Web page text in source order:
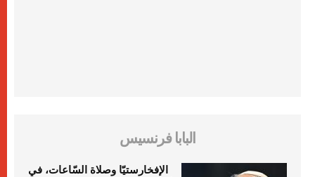
البابا فرنسيس
الإفخارستيّا وصلاة السّاعات، في